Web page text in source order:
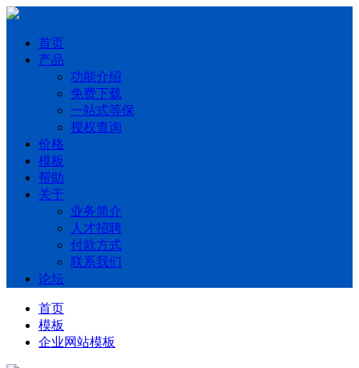
首页
产品
功能介绍
免费下载
一站式等保
授权查询
价格
模板
帮助
关于
业务简介
人才招聘
付款方式
联系我们
论坛
首页
模板
企业网站模板